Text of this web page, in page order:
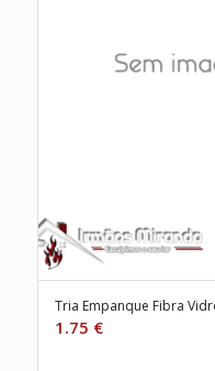
Tria Empanque Fibra
1.75 €